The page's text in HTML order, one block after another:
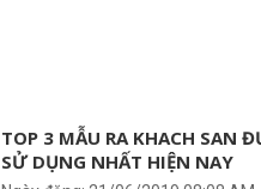
TOP 3 MẪU RA KHACH SAN
SỬ DỤNG NHẤT HIỆN NAY